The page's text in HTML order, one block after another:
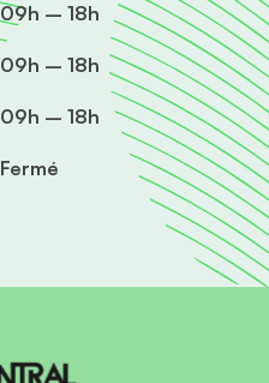
09h – 18h
09h – 18h
09h – 18h
Fermé